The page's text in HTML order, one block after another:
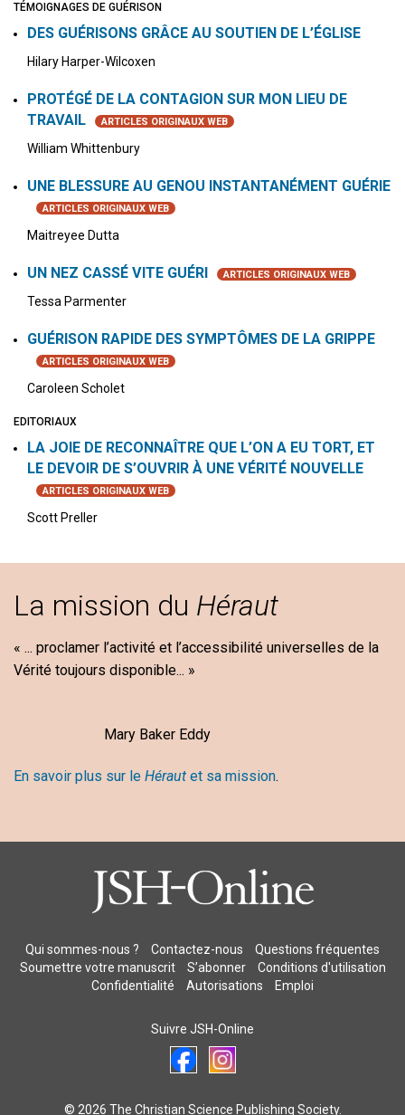
TÉMOIGNAGES DE GUÉRISON
DES GUÉRISONS GRÂCE AU SOUTIEN DE L’ÉGLISE
Hilary Harper-Wilcoxen
PROTÉGÉ DE LA CONTAGION SUR MON LIEU DE
TRAVAIL
ARTICLES ORIGINAUX WEB
William Whittenbury
UNE BLESSURE AU GENOU INSTANTANÉMENT GUÉRIE
ARTICLES ORIGINAUX WEB
Maitreyee Dutta
UN NEZ CASSÉ VITE GUÉRI ARTICLES ORIGINAUX WEB
Tessa Parmenter
GUÉRISON RAPIDE DES SYMPTÔMES DE LA GRIPPE
ARTICLES ORIGINAUX WEB
Caroleen Scholet
EDITORIAUX
LA JOIE DE RECONNAÎTRE QUE L’ON A EU TORT, ET
LE DEVOIR DE S’OUVRIR À UNE VÉRITÉ NOUVELLE
ARTICLES ORIGINAUX WEB
Scott Preller
La mission du Héraut
« ... proclamer l’activité et l’accessibilité universelles de la
Vérité toujours disponible... »
Mary Baker Eddy
En savoir plus sur le Héraut et sa mission.
Qui sommes-nous ? Contactez-nous
Questions fréquentes
Soumettre votre manuscrit
S’abonner
Conditions d'utilisation
Confidentialité
Autorisations Emploi
Suivre JSH-Online
© 2026 The Christian Science Publishing Society.